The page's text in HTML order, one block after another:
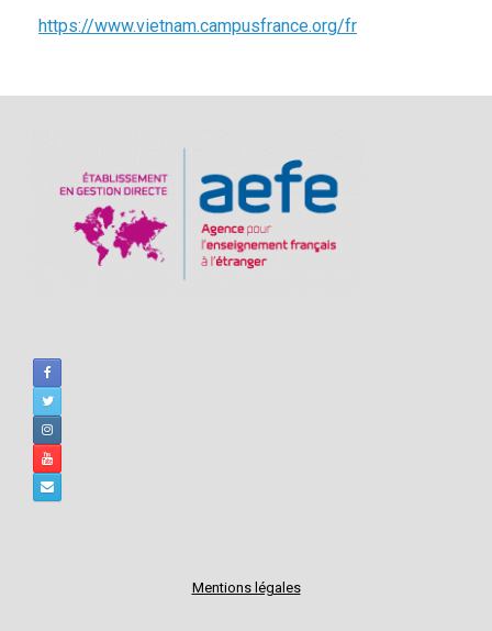
https://www.vietnam.campusfrance.org/fr
Mentions légales